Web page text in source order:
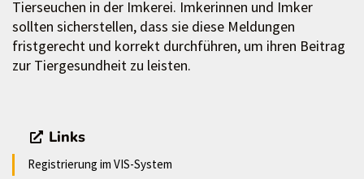
Tierseuchen in der Imkerei. Imkerinnen und Imker
sollten sicherstellen, dass sie diese Meldungen
fristgerecht und korrekt durchführen, um ihren Beitrag
zur Tiergesundheit zu leisten.
Links
Registrierung im VIS-System